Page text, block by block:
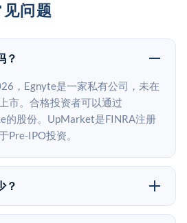
问题
？
，Egnyte是一家私有公司，未在
市。合格投资者可以通过
的股份。UpMarket是FINRA注册
Pre-IPO投资。
？
因为它是一家私有公司。最近的